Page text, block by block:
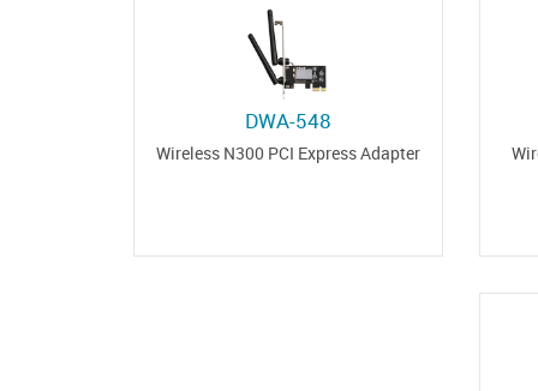
DWA-548
Wireless N300 PCI Express Adapter